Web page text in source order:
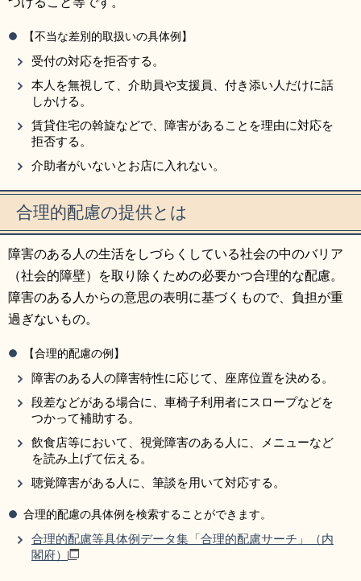
【不当な差別的取扱いの具体例】
受付の対応を拒否する。
本人を無視して、介助員や支援員、付き添い人だけに話
しかける。
賃貸住宅の斡旋などで、障害があることを理由に対応を
拒否する。
介助者がいないとお店に入れない。
合理的配慮の提供とは
障害のある人の生活をしづらくしている社会の中のバリア
（社会的障壁）を取り除くための必要かつ合理的な配慮。
障害のある人からの意思の表明に基づくもので、負担が重
過ぎないもの。
【合理的配慮の例】
障害のある人の障害特性に応じて、座席位置を決める。
段差などがある場合に、車椅子利用者にスロープなどを
つかって補助する。
飲食店等において、視覚障害のある人に、メニューなど
を読み上げて伝える。
聴覚障害がある人に、筆談を用いて対応する。
合理的配慮の具体例を検索することができます。
合理的配慮等具体例データ集「合理的配慮サーチ」（内
閣府）